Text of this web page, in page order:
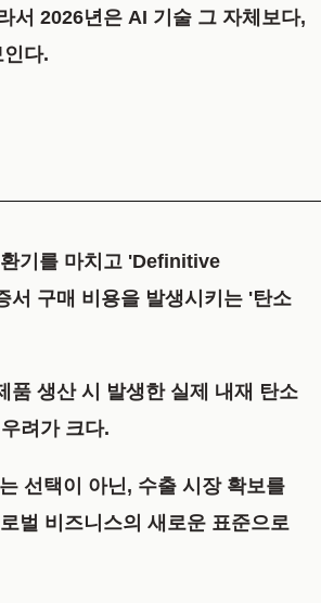
서 2026년은 AI 기술 그 자체보다,
다.
기를 마치고 'Definitive
서 구매 비용을 발생시키는 '탄소
품 생산 시 발생한 실제 내재 탄소
려가 크다.
선택이 아닌, 수출 시장 확보를
벌 비즈니스의 새로운 표준으로